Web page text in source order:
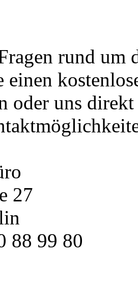
rund um
einen
oder uns
27
88 99 80